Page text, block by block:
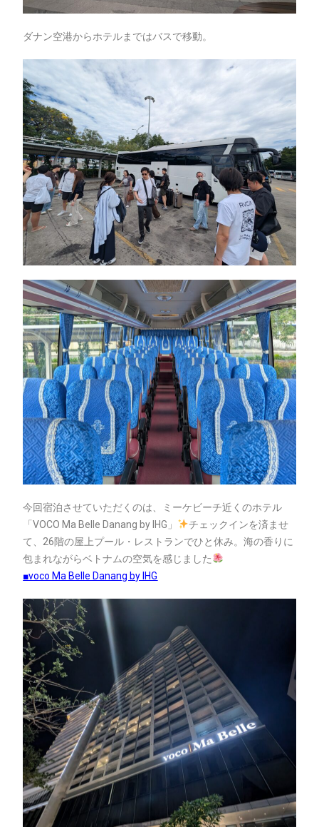
ダナン空港からホテルまではバスで移動。
今回宿泊させていただくのは、ミーケビーチ近くのホテル
「VOCO Ma Belle Danang by IHG」
チェックインを済ませ
て、26階の屋上プール・レストランでひと休み。海の香りに
包まれながらベトナムの空気を感じました
■voco Ma Belle Danang by IHG